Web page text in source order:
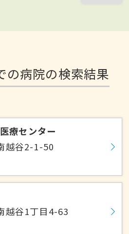
の病院の検索結果
療センター
越谷2-1-50
越谷1丁目4-63